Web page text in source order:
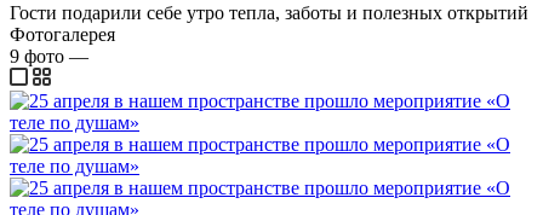
Гости подарили себе утро тепла, заботы и полезных открытий
Фотогалерея
9 фото —